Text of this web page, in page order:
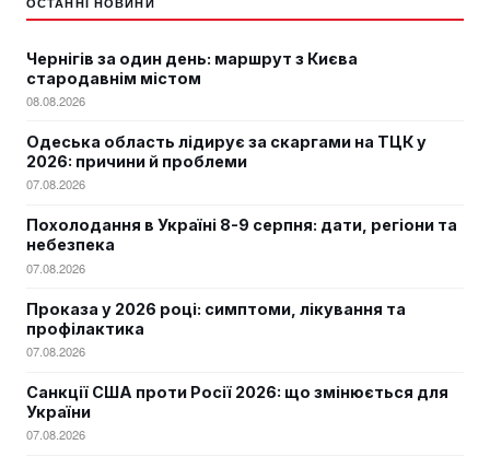
Чернігів за один день: маршрут з Києва
стародавнім містом
08.08.2026
Одеська область лідирує за скаргами на ТЦК у
2026: причини й проблеми
07.08.2026
Похолодання в Україні 8-9 серпня: дати, регіони та
небезпека
07.08.2026
Проказа у 2026 році: симптоми, лікування та
профілактика
07.08.2026
Санкції США проти Росії 2026: що змінюється для
України
07.08.2026